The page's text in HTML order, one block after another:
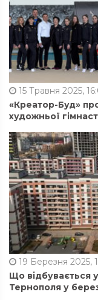
15 Травня 2025,
«Креатор-Буд»
художньої
19 Березня 2025,
Що відбувається
Тернополя у